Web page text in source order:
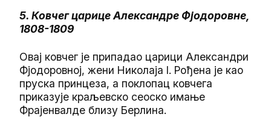
5. Ковчег царице Александре Фјодоровне,
1808-1809
Овај ковчег је припадао царици Александри
Фјодоровној, жени Николаја I. Рођена је као
пруска принцеза, а поклопац ковчега
приказује краљевско сеоско имање
Фрајенвалде близу Берлина.